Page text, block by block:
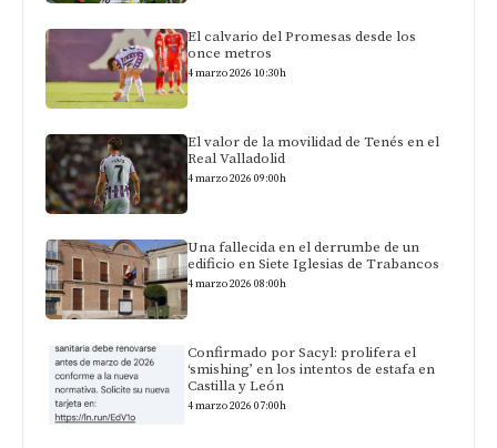
El calvario del Promesas desde los
once metros
4 marzo 2026 10:30h
El valor de la movilidad de Tenés en el
Real Valladolid
4 marzo 2026 09:00h
Una fallecida en el derrumbe de un
edificio en Siete Iglesias de Trabancos
4 marzo 2026 08:00h
Confirmado por Sacyl: prolifera el
‘smishing’ en los intentos de estafa en
Castilla y León
4 marzo 2026 07:00h